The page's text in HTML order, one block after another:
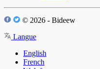
© 2026 - Bideew
Langue
English
French